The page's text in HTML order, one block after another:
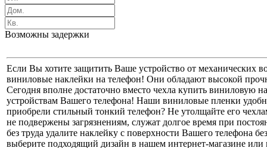
Возможны задержки
Если Вы хотите защитить Ваше устройство от механических
виниловые наклейки на телефон! Они обладают высокой
Сегодня вполне достаточно вместо чехла купить виниловую
устройствам Вашего телефона! Наши виниловые пленки
приобрели стильный тонкий телефон? Не утолщайте его
не подвержены загрязнениям, служат долгое время при
без труда удалите наклейку с поверхности Вашего телефона
выберите подходящий дизайн в нашем интернет-магазине